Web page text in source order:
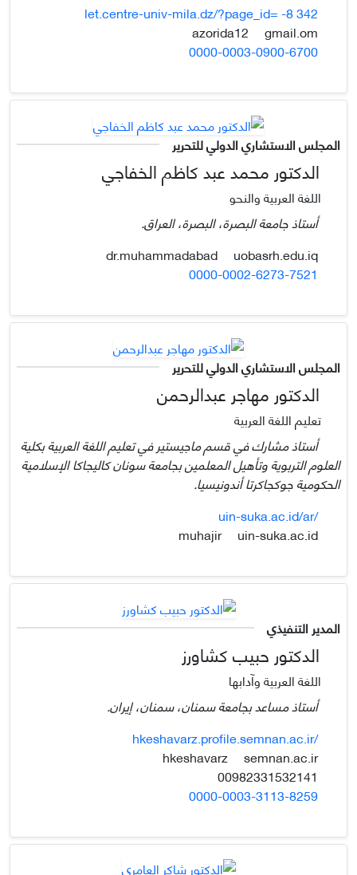
let.centre-univ-mila.dz/?page_id= -8 342
gmail.om
0000-0003-0900-6700
المجلس الاستشاري الدولي للتحرير
الدكتور محمد عبد كاظم الخفاجي
اللغة العربية والنحو
أستاذ جامعة البصرة، البصرة، العراق.
uobasrh.edu.iq
0000-0002-6273-7521
المجلس الاستشاري الدولي للتحرير
الدكتور مهاجر عبدالرحمن
تعليم اللغة العربية
أستاذ مشارك في قسم ماجيستير في تعليم اللغة العربية بكلية
العلوم التربوية وتأهيل المعلمين بجامعة سونان کاليجاکا الإسلامية
الحکومية جوکجاکرتا أندونيسيا.
uin-suka.ac.id/ar/
uin-suka.ac.id
المدير التنفيذي
الدكتور حبيب كشاورز
اللغة العربية وآدابها
أستاذ مساعد بجامعة سمنان، سمنان، إيران.
hkeshavarz.profile.semnan.ac.ir/
hkeshavarz
semnan.ac.ir
0000-0003-3113-8259